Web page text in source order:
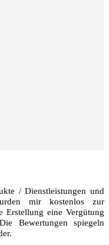
/ Dienstleistungen und
mir kostenlos zur
eine Vergütung
Bewertungen spiegeln